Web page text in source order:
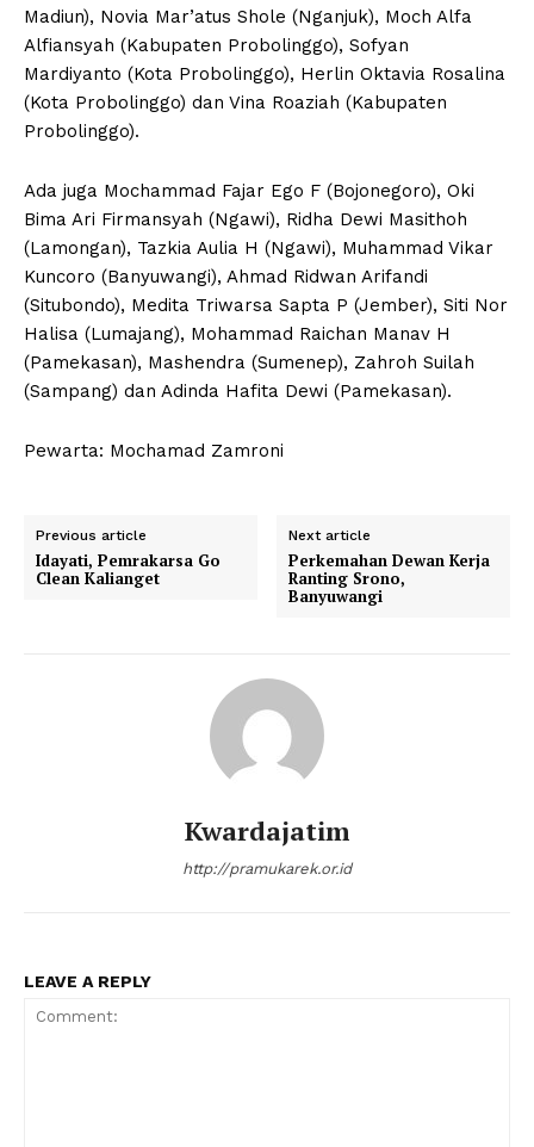
Madiun), Novia Mar’atus Shole (Nganjuk), Moch Alfa
Alfiansyah (Kabupaten Probolinggo), Sofyan
Mardiyanto (Kota Probolinggo), Herlin Oktavia Rosalina
(Kota Probolinggo) dan Vina Roaziah (Kabupaten
Probolinggo).
Ada juga Mochammad Fajar Ego F (Bojonegoro), Oki
Bima Ari Firmansyah (Ngawi), Ridha Dewi Masithoh
(Lamongan), Tazkia Aulia H (Ngawi), Muhammad Vikar
Kuncoro (Banyuwangi), Ahmad Ridwan Arifandi
(Situbondo), Medita Triwarsa Sapta P (Jember), Siti Nor
Halisa (Lumajang), Mohammad Raichan Manav H
(Pamekasan), Mashendra (Sumenep), Zahroh Suilah
(Sampang) dan Adinda Hafita Dewi (Pamekasan).
Pewarta: Mochamad Zamroni
Previous article
Idayati, Pemrakarsa Go
Clean Kalianget
Next article
Perkemahan Dewan Kerja
Ranting Srono,
Banyuwangi
Kwardajatim
http://pramukarek.or.id
LEAVE A REPLY